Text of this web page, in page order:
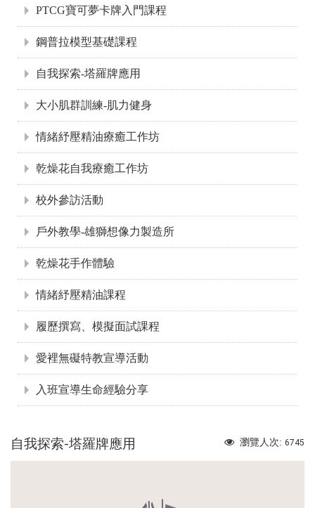
PTCG寶可夢卡牌入門課程
鋼普拉模型基礎課程
自我探索-塔羅牌應用
大小肌群訓練-肌力健身
情緒紓壓精油療癒工作坊
乾燥花自我療癒工作坊
校外參訪活動
戶外教學-雄獅想像力製造所
乾燥花手作體驗
情緒紓壓精油課程
履歷撰寫、模擬面試課程
愛裡無礙特教宣導活動
入班宣導生命經驗分享
瀏覽人次: 6745
自我探索-塔羅牌應用